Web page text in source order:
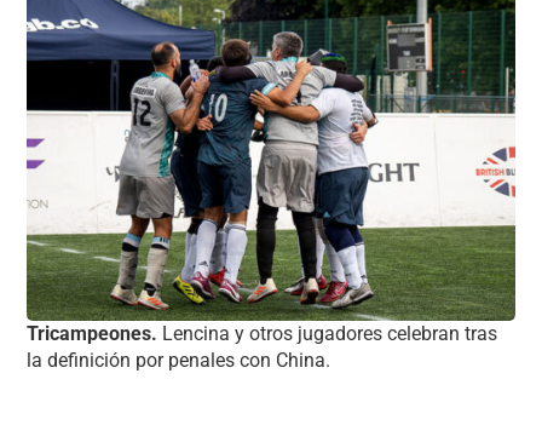
Tricampeones. Lencina y otros jugadores celebran tras
la definición por penales con China.